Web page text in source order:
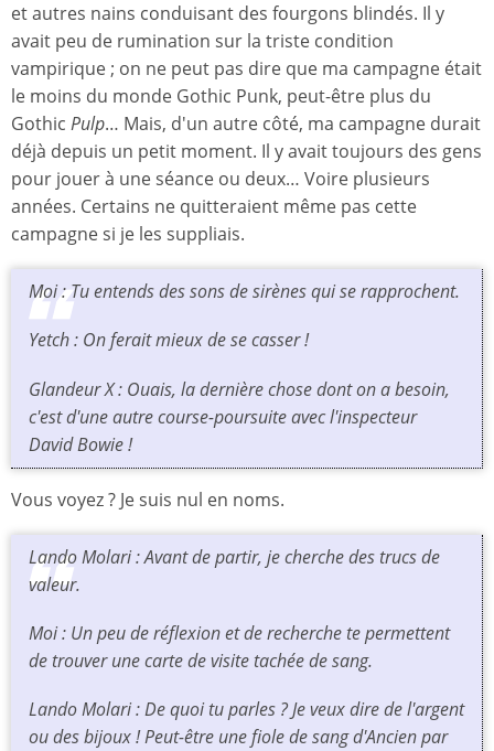
et autres nains conduisant des fourgons blindés. Il y
avait peu de rumination sur la triste condition
vampirique ; on ne peut pas dire que ma campagne était
le moins du monde Gothic Punk, peut-être plus du
Gothic Pulp… Mais, d'un autre côté, ma campagne durait
déjà depuis un petit moment. Il y avait toujours des gens
pour jouer à une séance ou deux… Voire plusieurs
années. Certains ne quitteraient même pas cette
campagne si je les suppliais.
Moi : Tu entends des sons de sirènes qui se rapprochent.
Yetch : On ferait mieux de se casser !
Glandeur X : Ouais, la dernière chose dont on a besoin,
c'est d'une autre course-poursuite avec l'inspecteur
David Bowie !
Vous voyez ? Je suis nul en noms.
Lando Molari : Avant de partir, je cherche des trucs de
valeur.
Moi : Un peu de réflexion et de recherche te permettent
de trouver une carte de visite tachée de sang.
Lando Molari : De quoi tu parles ? Je veux dire de l'argent
ou des bijoux ! Peut-être une fiole de sang d'Ancien par